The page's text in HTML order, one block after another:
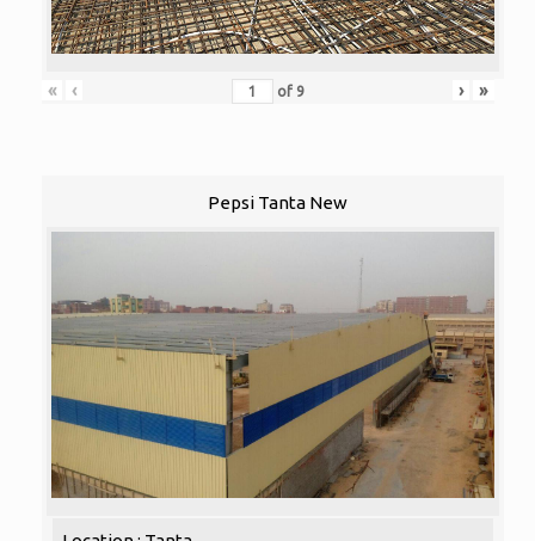
« ‹ of 9 › »
Pepsi Tanta New